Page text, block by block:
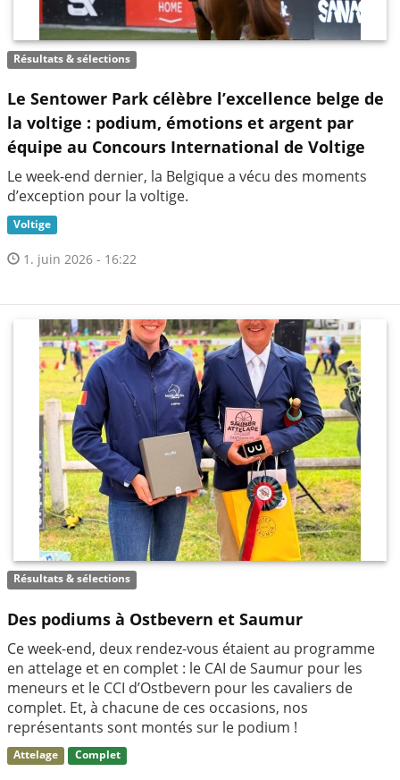
Résultats & sélections
Le Sentower Park célèbre l’excellence belge de
la voltige : podium, émotions et argent par
équipe au Concours International de Voltige
Le week-end dernier, la Belgique a vécu des moments
d’exception pour la voltige.
Voltige
1. juin 2026 - 16:22
Résultats & sélections
Des podiums à Ostbevern et Saumur
Ce week-end, deux rendez-vous étaient au programme
en attelage et en complet : le CAI de Saumur pour les
meneurs et le CCI d’Ostbevern pour les cavaliers de
complet. Et, à chacune de ces occasions, nos
représentants sont montés sur le podium !
Attelage Complet